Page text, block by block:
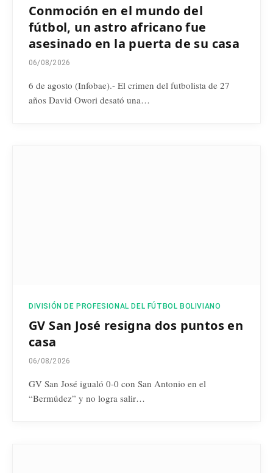
Conmoción en el mundo del
fútbol, un astro africano fue
asesinado en la puerta de su casa
06/08/2026
6 de agosto (Infobae).- El crimen del futbolista de 27
años David Owori desató una…
DIVISIÓN DE PROFESIONAL DEL FÚTBOL BOLIVIANO
GV San José resigna dos puntos en
casa
06/08/2026
GV San José igualó 0-0 con San Antonio en el
“Bermúdez” y no logra salir…